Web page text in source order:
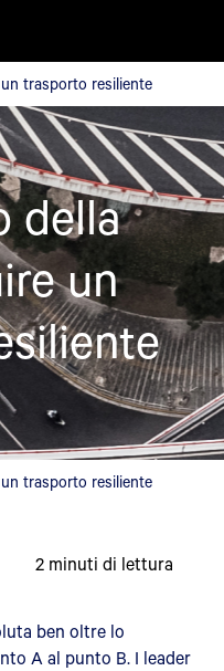
resiliente
trasporto resiliente
della
un
trasporto resiliente
2 minuti di lettura
ben oltre lo
A al punto B. I leader